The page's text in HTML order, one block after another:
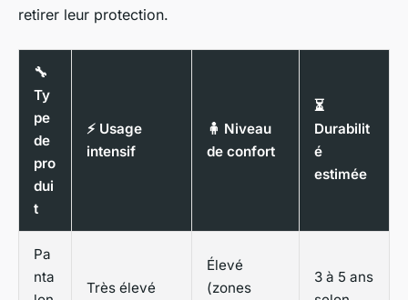
retirer leur protection.
🔧
Ty
pe
de
pro
dui
t
⚡ Usage
intensif
🧍 Niveau
de confort
⏳
Durabilit
é
estimée
Pa
nta
Très élevé
Élevé
(zones
3 à 5 ans